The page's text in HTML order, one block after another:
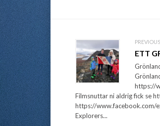
ETT
https://
Filmsnuttar ni aldrig fick se
https://www.facebook.com/
Explorers...